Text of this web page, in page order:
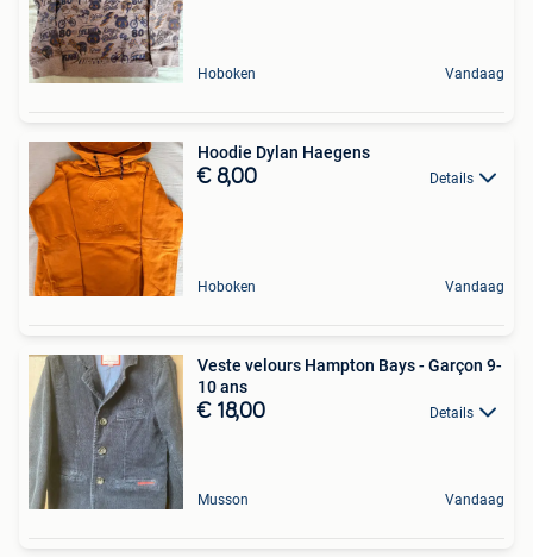
Hoboken Vandaag
Hoodie Dylan Haegens
€ 8,00 Details
Hoboken Vandaag
Veste velours Hampton Bays - Garçon 9-
10 ans
€ 18,00 Details
Musson Vandaag